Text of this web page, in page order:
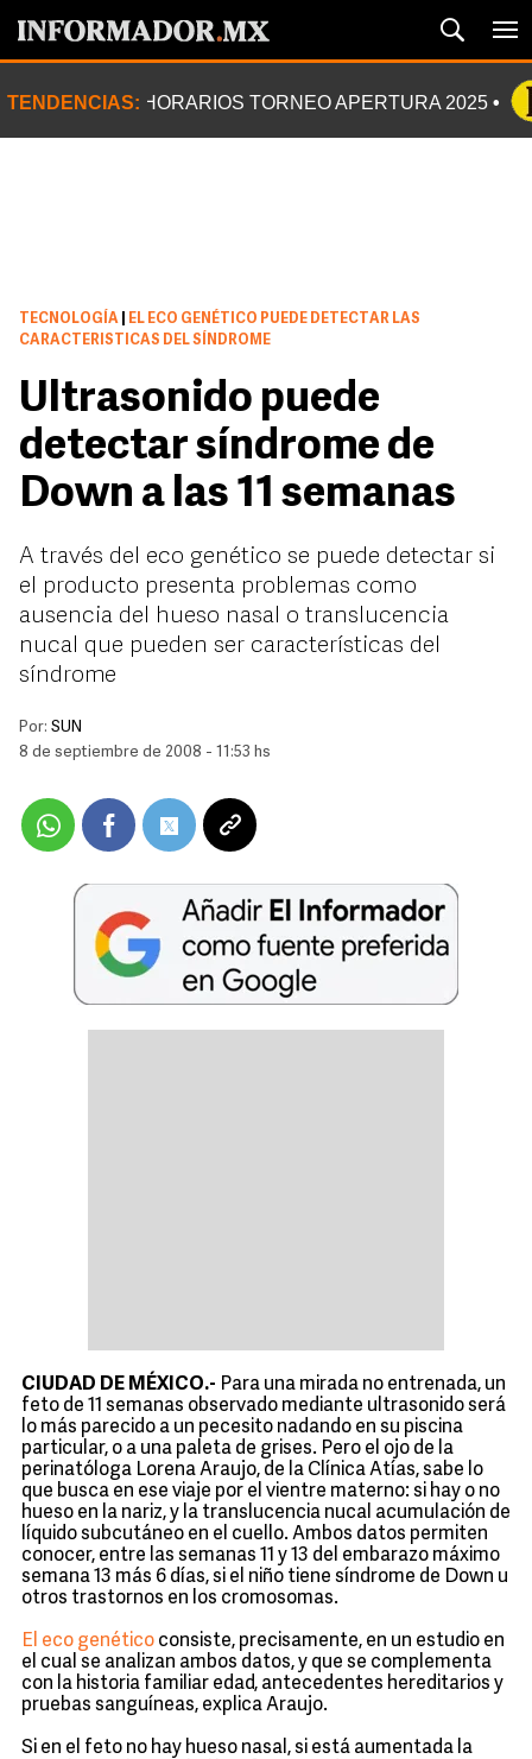
TENDENCIAS: HORARIOS TORNEO APERTURA 2025
TECNOLOGÍA
EL ECO GENÉTICO PUEDE DETECTAR LAS
CARACTERISTICAS DEL SÍNDROME
Ultrasonido puede
detectar síndrome de
Down a las 11 semanas
A través del eco genético se puede detectar si
el producto presenta problemas como
ausencia del hueso nasal o translucencia
nucal que pueden ser características del
síndrome
Por: SUN
8 de septiembre de 2008 - 11:53 hs
CIUDAD DE MÉXICO.- Para una mirada no entrenada, un
feto de 11 semanas observado mediante ultrasonido será
lo más parecido a un pecesito nadando en su piscina
particular, o a una paleta de grises. Pero el ojo de la
perinatóloga Lorena Araujo, de la Clínica Atías, sabe lo
que busca en ese viaje por el vientre materno: si hay o no
hueso en la nariz, y la translucencia nucal acumulación de
líquido subcutáneo en el cuello. Ambos datos permiten
conocer, entre las semanas 11 y 13 del embarazo máximo
semana 13 más 6 días, si el niño tiene síndrome de Down u
otros trastornos en los cromosomas.
El eco genético consiste, precisamente, en un estudio en
el cual se analizan ambos datos, y que se complementa
con la historia familiar edad, antecedentes hereditarios y
pruebas sanguíneas, explica Araujo.
Si en el feto no hay hueso nasal, si está aumentada la